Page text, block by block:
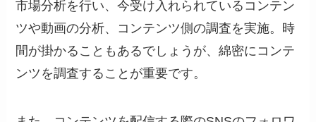
市場分析を行い、今受け入れられているコンテン
ツや動画の分析、コンテンツ側の調査を実施。時
間が掛かることもあるでしょうが、綿密にコンテ
ンツを調査することが重要です。